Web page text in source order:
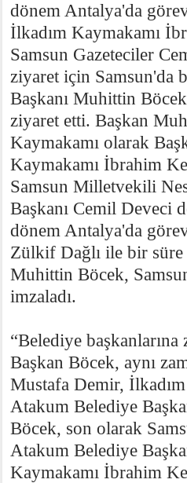
dönem Antalya'da
İlkadım Kaymakamı
Samsun Gazeteciler
ziyaret için Samsun'da
Başkanı Muhittin
ziyaret etti. Başkan
Kaymakamı olarak
Kaymakamı İbrahim
Samsun Milletvekili
Başkanı Cemil Deveci
dönem Antalya'da
Zülkif Dağlı ile bir süre
Muhittin Böcek,
imzaladı.
“Belediye başkanlarına
Başkan Böcek, aynı
Mustafa Demir,
Atakum Belediye
Böcek, son olarak
Atakum Belediye
Kaymakamı İbrahim